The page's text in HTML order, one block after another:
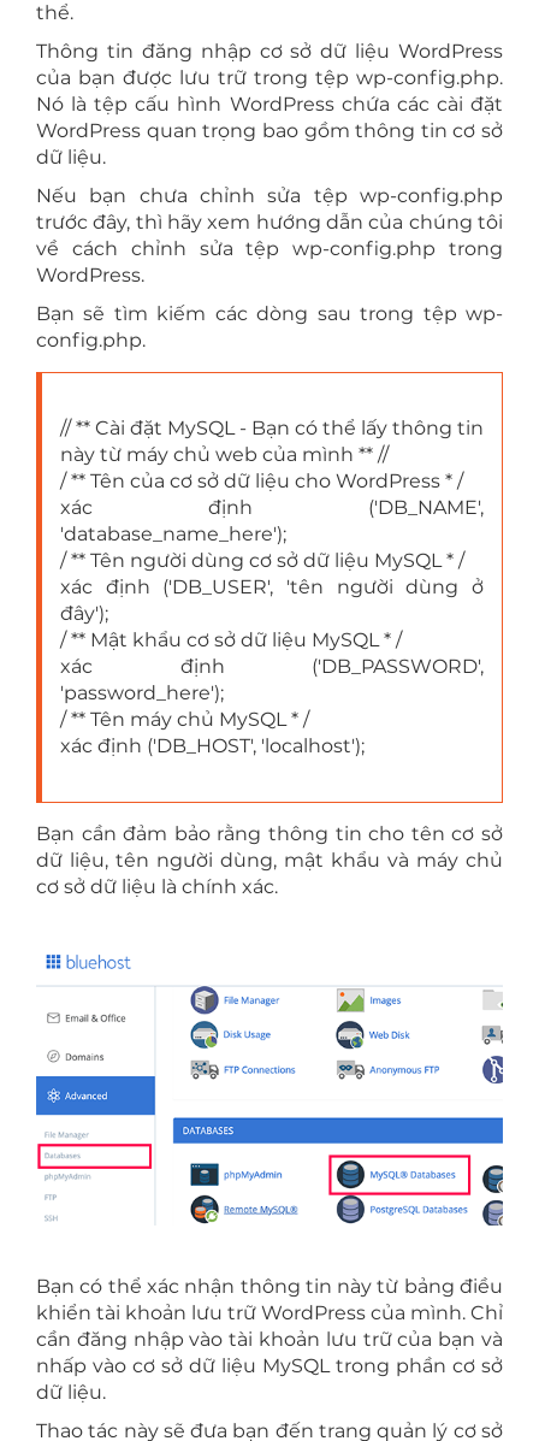
thể.
Thông tin đăng nhập cơ sở dữ liệu WordPress
của bạn được lưu trữ trong tệp wp-config.php.
Nó là tệp cấu hình WordPress chứa các cài đặt
WordPress quan trọng bao gồm thông tin cơ sở
dữ liệu.
Nếu bạn chưa chỉnh sửa tệp wp-config.php
trước đây, thì hãy xem hướng dẫn của chúng tôi
về cách chỉnh sửa tệp wp-config.php trong
WordPress.
Bạn sẽ tìm kiếm các dòng sau trong tệp wp-
config.php.
// ** Cài đặt MySQL - Bạn có thể lấy thông tin
này từ máy chủ web của mình ** //
/ ** Tên của cơ sở dữ liệu cho WordPress * /
xác định ('DB_NAME',
'database_name_here');
/ ** Tên người dùng cơ sở dữ liệu MySQL * /
xác định ('DB_USER', 'tên người dùng ở
đây');
/ ** Mật khẩu cơ sở dữ liệu MySQL * /
xác định ('DB_PASSWORD',
'password_here');
/ ** Tên máy chủ MySQL * /
xác định ('DB_HOST', 'localhost');
Bạn cần đảm bảo rằng thông tin cho tên cơ sở
dữ liệu, tên người dùng, mật khẩu và máy chủ
cơ sở dữ liệu là chính xác.
Bạn có thể xác nhận thông tin này từ bảng điều
khiển tài khoản lưu trữ WordPress của mình. Chỉ
cần đăng nhập vào tài khoản lưu trữ của bạn và
nhấp vào cơ sở dữ liệu MySQL trong phần cơ sở
dữ liệu.
Thao tác này sẽ đưa bạn đến trang quản lý cơ sở